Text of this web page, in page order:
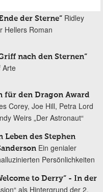
der Sterne“ Ridley
Hellers Roman
nach den Sternen“
Arte
für den Dragon Award
Corey, Joe Hill, Petra Lord
Weirs „Der Astronaut“
Leben des Stephen
Ein genialer
Persönlichkeiten
to Derry“ - In der
als Hintergrund der 2.